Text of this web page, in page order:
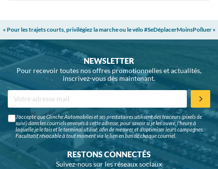
« Pour les trajets courts, privilégiez la marche ou le vélo #SeDéplacerMoinsPolluer »
NEWSLETTER
Pour recevoir toutes nos offres promotionnelles et actualités,
inscrivez-vous dès maintenant.
J'accepte que Glinche Automobiles et ses prestataires utilisent des traceurs (pixels de
suivi) dans les courriels envoyés à cette adresse, pour savoir si je les ouvre, l'heure à
laquelle je le fais et le terminal utilisé, afin de mesurer et d'optimiser leurs campagnes.
Facultatif, révocable à tout moment via le lien en bas de chaque courriel.
RESTONS CONNECTÉS
Suivez-nous sur les réseaux sociaux